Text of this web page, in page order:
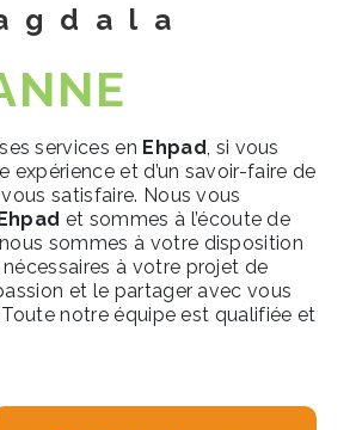
services en Ehpad, si vous
expérience et d’un savoir-faire de
satisfaire. Nous vous
et sommes à l’écoute de
sommes à votre disposition
à votre projet de
et le partager avec vous
notre équipe est qualifiée et